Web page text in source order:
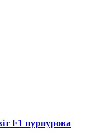
F1 пурпурова